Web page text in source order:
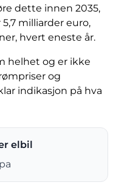
dette innen 2035,
milliarder euro,
hvert eneste år.
helhet og er ikke
og
indikasjon på hva
elbil